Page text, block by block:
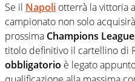
Se il Napoli otterrà la vittoria a
campionato non solo
prossima Champions League
titolo definitivo il cartellino di
obbligatorio è legato